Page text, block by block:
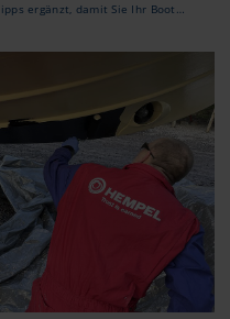
ergänzt, damit Sie Ihr Boot